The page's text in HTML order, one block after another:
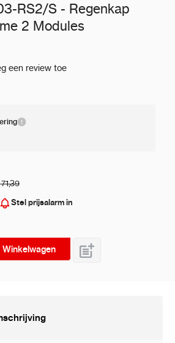
RS2/S - Regenkap
2 Modules
een review toe
Stel prijsalarm in
Winkelwagen